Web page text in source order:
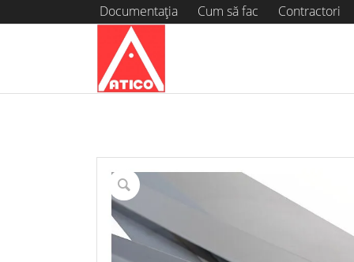
Documentația Cum să fac Contractori